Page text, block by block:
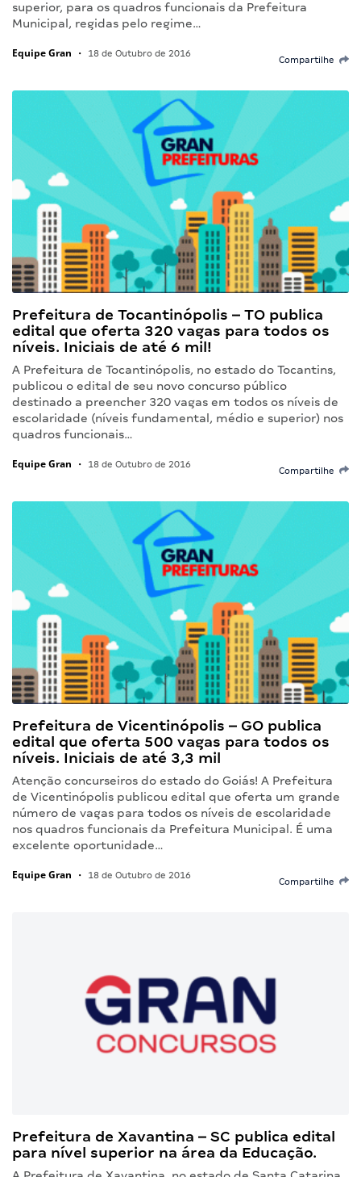
superior, para os quadros funcionais da Prefeitura
Municipal, regidas pelo regime…
Equipe Gran • 18 de Outubro de 2016
Compartilhe
Prefeitura de Tocantinópolis – TO publica
edital que oferta 320 vagas para todos os
níveis. Iniciais de até 6 mil!
A Prefeitura de Tocantinópolis, no estado do Tocantins,
publicou o edital de seu novo concurso público
destinado a preencher 320 vagas em todos os níveis de
escolaridade (níveis fundamental, médio e superior) nos
quadros funcionais…
Equipe Gran • 18 de Outubro de 2016
Compartilhe
Prefeitura de Vicentinópolis – GO publica
edital que oferta 500 vagas para todos os
níveis. Iniciais de até 3,3 mil
Atenção concurseiros do estado do Goiás! A Prefeitura
de Vicentinópolis publicou edital que oferta um grande
número de vagas para todos os níveis de escolaridade
nos quadros funcionais da Prefeitura Municipal. É uma
excelente oportunidade…
Equipe Gran • 18 de Outubro de 2016
Compartilhe
Prefeitura de Xavantina – SC publica edital
para nível superior na área da Educação.